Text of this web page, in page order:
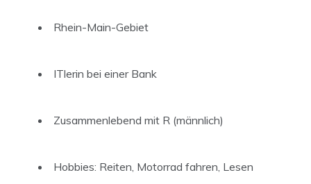
Rhein-Main-Gebiet
ITlerin bei einer Bank
Zusammenlebend mit R (männlich)
Hobbies: Reiten, Motorrad fahren, Lesen